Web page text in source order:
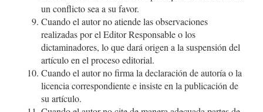
un conflicto sea a su favor.
Cuando el autor no atiende las observaciones
realizadas por el Editor Responsable o los
dictaminadores, lo que dará origen a la suspensión del
artículo en el proceso editorial.
Cuando el autor no firma la declaración de autoría o la
licencia correspondiente e insiste en la publicación de
su artículo.